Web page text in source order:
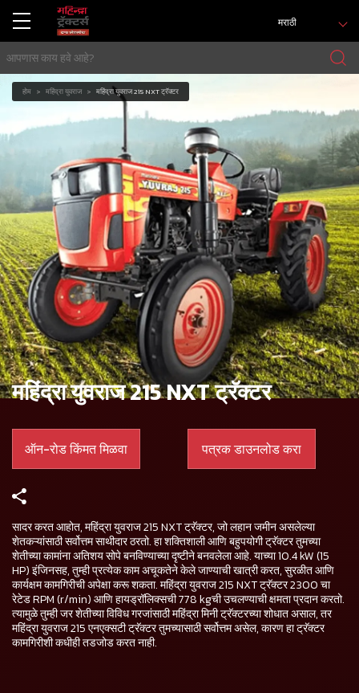
मराठी
होम महिंद्रा युवराज महिंद्रा युवराज 215 NXT ट्रॅक्टर
महिंद्रा युवराज 215 NXT ट्रॅक्टर
ऑन-रोड किंमत मिळवा पत्रक डाउनलोड करा
सादर करत आहोत, महिंद्रा युवराज 215 NXT ट्रॅक्टर, जो लहान जमीन असलेल्या
शेतकऱ्यांसाठी सर्वोत्तम साथीदार ठरतो. हा शक्तिशाली आणि बहुपयोगी ट्रॅक्टर तुमच्या
शेतीच्या कामांना अतिशय सोपे बनविण्याच्या दृष्टीने बनवलेला आहे. याच्या 10.4 kW (15
HP) इंजिनसह, तुम्ही प्रत्येक काम अचूकतेने केले जाण्याची खात्री करत, सुरळीत आणि
कार्यक्षम कामगिरीची अपेक्षा करू शकता. महिंद्रा युवराज 215 NXT ट्रॅक्टर 2300 चा
रेटेड RPM (r/min) आणि हायड्रॉलिक्सची 778 kgची उचलण्याची क्षमता प्रदान करतो.
त्यामुळे तुम्ही जर शेतीच्या विविध गरजांसाठी महिंद्रा मिनी ट्रॅक्टरच्या शोधात असाल, तर
महिंद्रा युवराज 215 एनएक्सटी ट्रॅक्टर तुमच्यासाठी सर्वोत्तम असेल, कारण हा ट्रॅक्टर
कामगिरीशी कधीही तडजोड करत नाही.